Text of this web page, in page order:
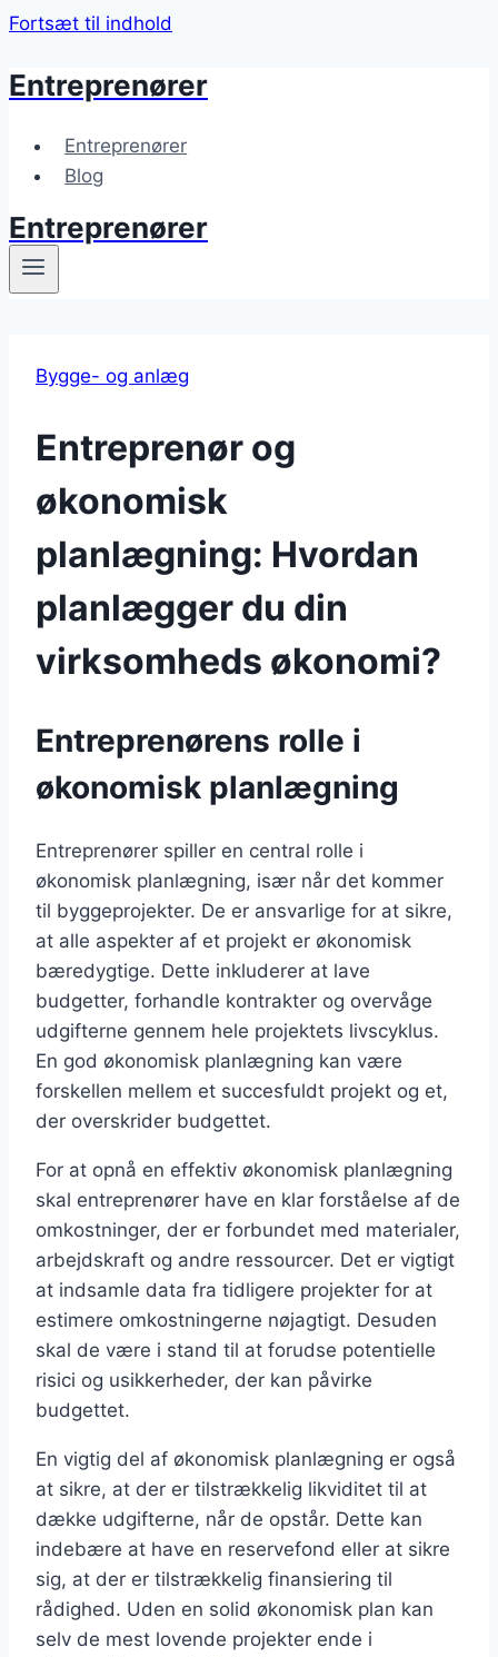
Fortsæt til indhold
Entreprenører
Entreprenører
Blog
Entreprenører
Bygge- og anlæg
Entreprenør og
økonomisk
planlægning: Hvordan
planlægger du din
virksomheds økonomi?
Entreprenørens rolle i
økonomisk planlægning
Entreprenører spiller en central rolle i
økonomisk planlægning, især når det kommer
til byggeprojekter. De er ansvarlige for at sikre,
at alle aspekter af et projekt er økonomisk
bæredygtige. Dette inkluderer at lave
budgetter, forhandle kontrakter og overvåge
udgifterne gennem hele projektets livscyklus.
En god økonomisk planlægning kan være
forskellen mellem et succesfuldt projekt og et,
der overskrider budgettet.
For at opnå en effektiv økonomisk planlægning
skal entreprenører have en klar forståelse af de
omkostninger, der er forbundet med materialer,
arbejdskraft og andre ressourcer. Det er vigtigt
at indsamle data fra tidligere projekter for at
estimere omkostningerne nøjagtigt. Desuden
skal de være i stand til at forudse potentielle
risici og usikkerheder, der kan påvirke
budgettet.
En vigtig del af økonomisk planlægning er også
at sikre, at der er tilstrækkelig likviditet til at
dække udgifterne, når de opstår. Dette kan
indebære at have en reservefond eller at sikre
sig, at der er tilstrækkelig finansiering til
rådighed. Uden en solid økonomisk plan kan
selv de mest lovende projekter ende i